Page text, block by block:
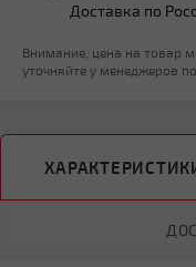
Доставка по
Внимание, цена на товар
уточняйте у менеджеров